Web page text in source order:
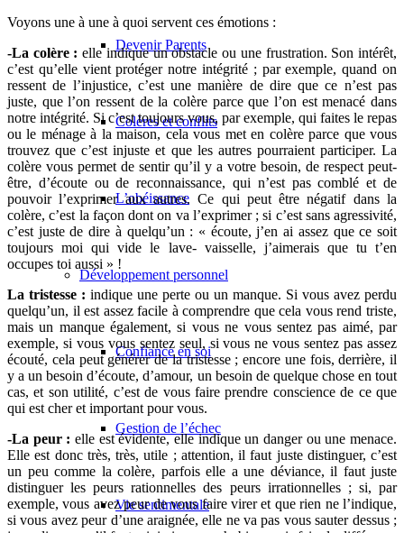
Devenir Parents
Colères et conflits
L’obéissance
Développement personnel
Confiance en soi
Gestion de l’échec
Vie sentimentale
Voyons une à une à quoi servent ces émotions :
-La colère :elle indique un obstacle ou une frustration. Son intérêt,
c’est qu’elle vient protéger notre intégrité ; par exemple, quand on
ressent de l’injustice, c’est une manière de dire que ce n’est pas
juste, que l’on ressent de la colère parce que l’on est menacé dans
notre intégrité. Si c’est toujours vous, par exemple, qui faites le repas
ou le ménage à la maison, cela vous met en colère parce que vous
trouvez que c’est injuste et que les autres pourraient participer. La
colère vous permet de sentir qu’il y a votre besoin, de respect peut-
être, d’écoute ou de reconnaissance, qui n’est pas comblé et de
pouvoir l’exprimer aux autres. Ce qui peut être négatif dans la
colère, c’est la façon dont on va l’exprimer ; si c’est sans agressivité,
c’est juste de dire à quelqu’un : « écoute, j’en ai assez que ce soit
toujours moi qui vide le lave- vaisselle, j’aimerais que tu t’en
occupes toi aussi » !
La tristesse : indique une perte ou un manque. Si vous avez perdu
quelqu’un, il est assez facile à comprendre que cela vous rend triste,
mais un manque également, si vous ne vous sentez pas aimé, par
exemple, si vous vous sentez seul, si vous ne vous sentez pas assez
écouté, cela peut générer de la tristesse ; encore une fois, derrière, il
y a un besoin d’écoute, d’amour, un besoin de quelque chose en tout
cas, et son utilité, c’est de vous faire prendre conscience de ce que
qui est cher et important pour vous.
-La peur : elle est évidente, elle indique un danger ou une menace.
Elle est donc très, très, utile ; attention, il faut juste distinguer, c’est
un peu comme la colère, parfois elle a une déviance, il faut juste
distinguer les peurs rationnelles des peurs irrationnelles ; si, par
exemple, vous avez peur de vous faire virer et que rien ne l’indique,
si vous avez peur d’une araignée, elle ne va pas vous sauter dessus ;